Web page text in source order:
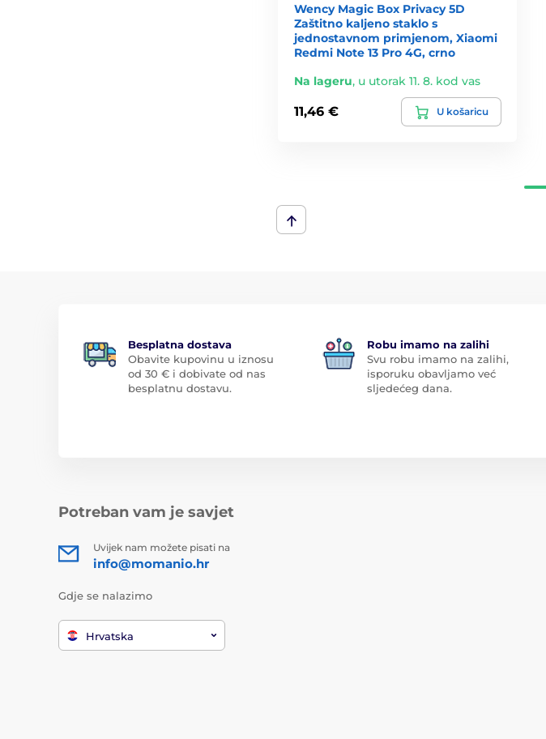
Wency Magic Box Privacy 5D
Zaštitno kaljeno staklo s
jednostavnom primjenom, Xiaomi
Redmi Note 13 Pro 4G, crno
Na lageru, u utorak 11. 8. kod vas
11,46 € U košaricu
Besplatna dostava
Obavite kupovinu u iznosu
od 30 € i dobivate od nas
besplatnu dostavu.
Robu imamo na zalihi
Svu robu imamo na zalihi,
isporuku obavljamo već
sljedećeg dana.
Potreban vam je savjet
Uvijek nam možete pisati na
info@momanio.hr
Gdje se nalazimo
Hrvatska